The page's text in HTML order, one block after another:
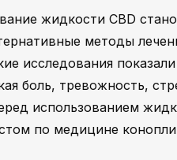
жидкости CBD
методы
исследования
боль, тревожность,
использованием
по медицине